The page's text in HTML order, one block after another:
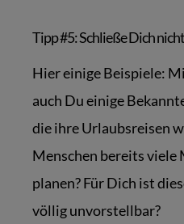
Tipp #5: Schließe Dich
Hier einige Beispiele:
auch Du einige
die ihre Urlaubsreisen
Menschen bereits viele
planen? Für Dich ist
völlig unvorstellbar?